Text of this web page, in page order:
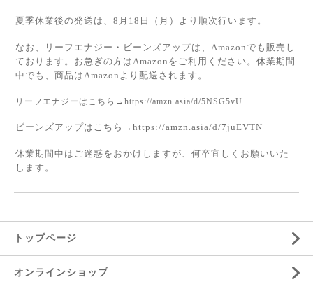
夏季休業後の発送は、8月18日（月）より順次行います。
なお、リーフエナジー・ビーンズアップは、Amazonでも販売し
ております。お急ぎの方はAmazonをご利用ください。休業期間
中でも、商品はAmazonより配送されます。
リーフエナジーはこちら→ https://amzn.asia/d/5NSG5vU
ビーンズアップはこちら→ https://amzn.asia/d/7juEVTN
休業期間中はご迷惑をおかけしますが、何卒宜しくお願いいた
します。
トップページ
オンラインショップ